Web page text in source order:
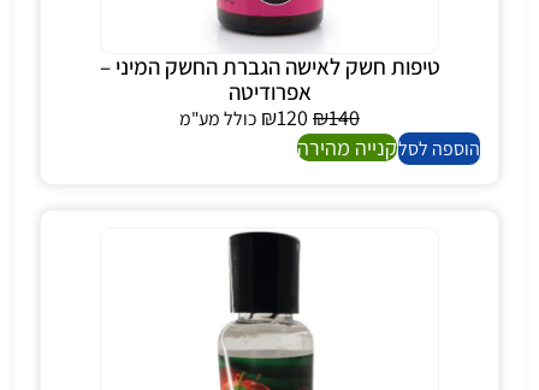
טיפות חשק לאישה הגברת החשק המיני –
אפרודיטה
₪140
₪120
כולל מע"מ
הוספה לסלקנייה מהירה